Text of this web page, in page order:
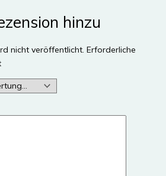
hinzu
nicht veröffentlicht. Erforderliche